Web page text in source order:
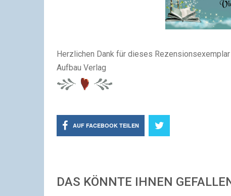
Herzlichen Dank für dieses Rezensionsexemplar
Aufbau Verlag
AUF FACEBOOK TEILEN
DAS KÖNNTE IHNEN